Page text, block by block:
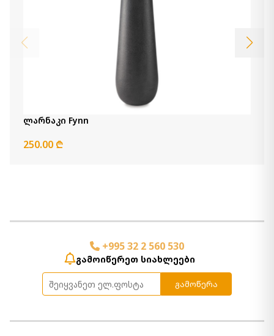
ლარნაკი Fynn
250.00 ₾
+995 32 2 560 530
გამოიწერეთ სიახლეები
გამოწერა